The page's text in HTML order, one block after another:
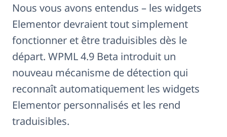
Nous vous avons entendus – les widgets
Elementor devraient tout simplement
fonctionner et être traduisibles dès le
départ. WPML 4.9 Beta introduit un
nouveau mécanisme de détection qui
reconnaît automatiquement les widgets
Elementor personnalisés et les rend
traduisibles.